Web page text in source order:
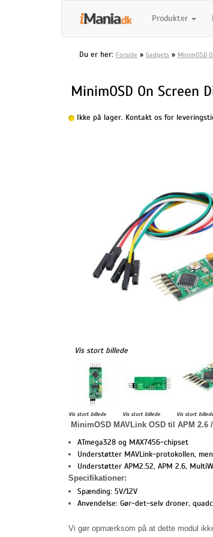
Produkter
Du er her: Forside » Gadgets » MinimOSD
MinimOSD On Screen
Ikke på lager. Kontakt os for
Vis stort billede
Vis stort billede Vis stort billede Vis stort
MinimOSD MAVLink OSD til APM
ATmega328 og MAX7456-chipset
Understøtter MAVLink-protokollen,
Understøtter APM2.52, APM 2.6,
Specifikationer:
Spænding: 5V/12V
Anvendelse: Gør-det-selv droner,
Vi gør opmærksom på at dette modul